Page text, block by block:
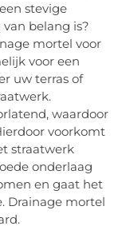
stevige
belang is?
mortel voor
voor een
uw terras of
waardoor
voorkomt
straatwerk
onderlaag
en gaat het
Drainage mortel